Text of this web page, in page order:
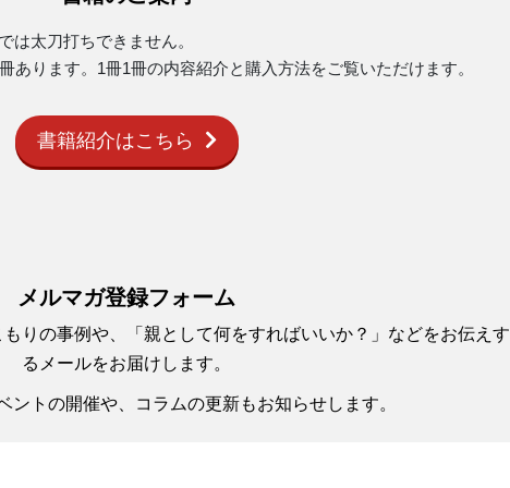
は太刀打ちできません。
あります。1冊1冊の内容紹介と購入方法をご覧いただけます。
書籍紹介はこちら
メルマガ登録フォーム
りの事例や、「親として何をすればいいか？」などをお伝えす
るメールをお届けします。
ントの開催や、コラムの更新もお知らせします。